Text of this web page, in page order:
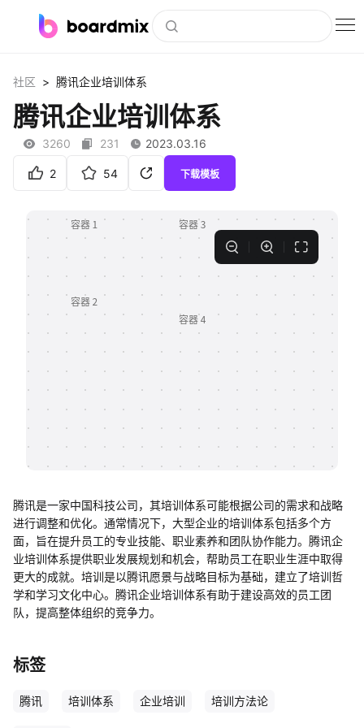
社区资源
下载
客户案例
社区 > 腾讯企业培训体系
腾讯企业培训体系
3260 231 2023.03.16
2 54 下载模板
腾讯是一家中国科技公司，其培训体系可能根据公司的需求和战略
进行调整和优化。通常情况下，大型企业的培训体系包括多个方
面，旨在提升员工的专业技能、职业素养和团队协作能力。腾讯企
业培训体系提供职业发展规划和机会，帮助员工在职业生涯中取得
更大的成就。培训是以腾讯愿景与战略目标为基础，建立了培训哲
学和学习文化中心。腾讯企业培训体系有助于建设高效的员工团
队，提高整体组织的竞争力。
标签
腾讯 培训体系 企业培训 培训方法论